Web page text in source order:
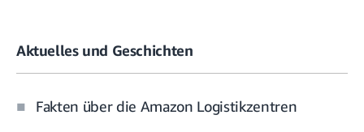
Aktuelles und Geschichten
Fakten über die Amazon Logistikzentren